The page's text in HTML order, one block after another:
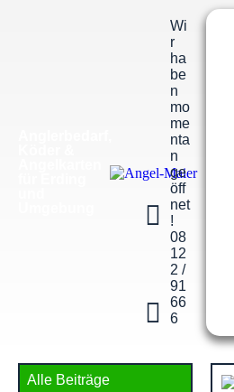
Wi
r
ha
be
n
mo
me
nta
n
ge
öff
net
!
08
12
2 /
91
66
6
Alle Beiträge